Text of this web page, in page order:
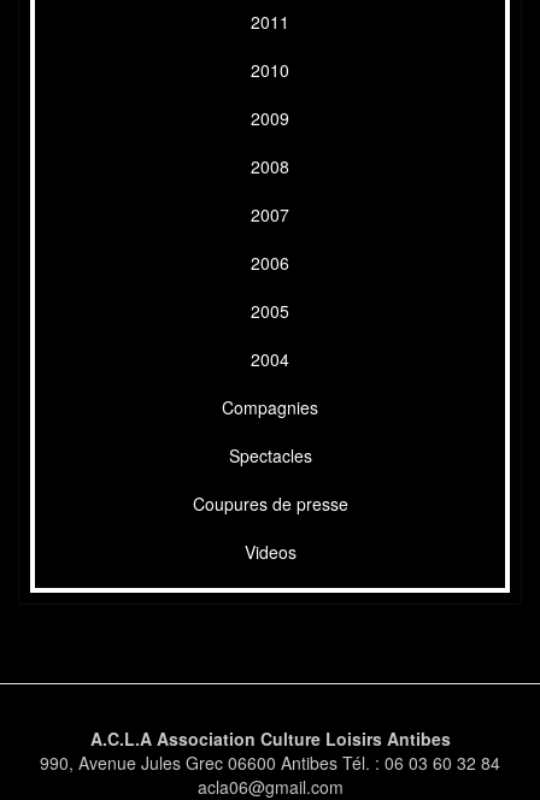
2011
2010
2009
2008
2007
2006
2005
2004
Compagnies
Spectacles
Coupures de presse
Videos
A.C.L.A Association Culture Loisirs Antibes
990, Avenue Jules Grec 06600 Antibes Tél. : 06 03 60 32 84
acla06@gmail.com